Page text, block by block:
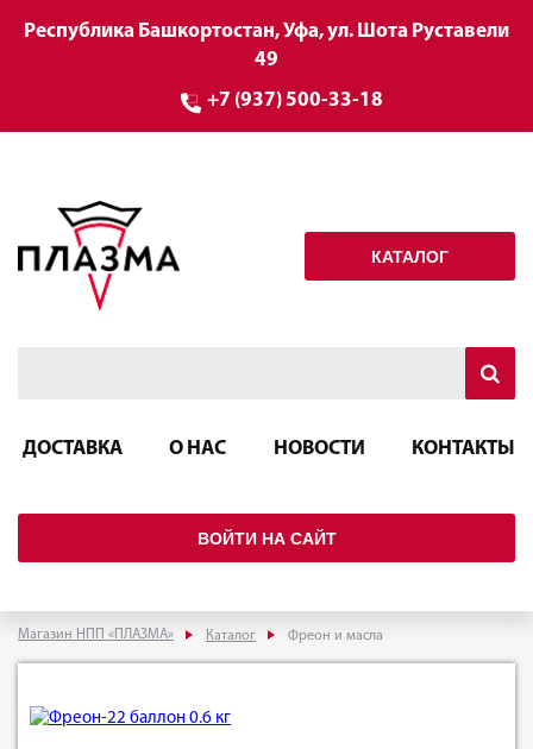
Республика Башкортостан, Уфа, ул. Шота Руставели
49
+7 (937) 500-33-18
КАТАЛОГ
ДОСТАВКА О НАС НОВОСТИ КОНТАКТЫ
ВОЙТИ НА САЙТ
Магазин НПП «ПЛАЗМА» Каталог Фреон и масла